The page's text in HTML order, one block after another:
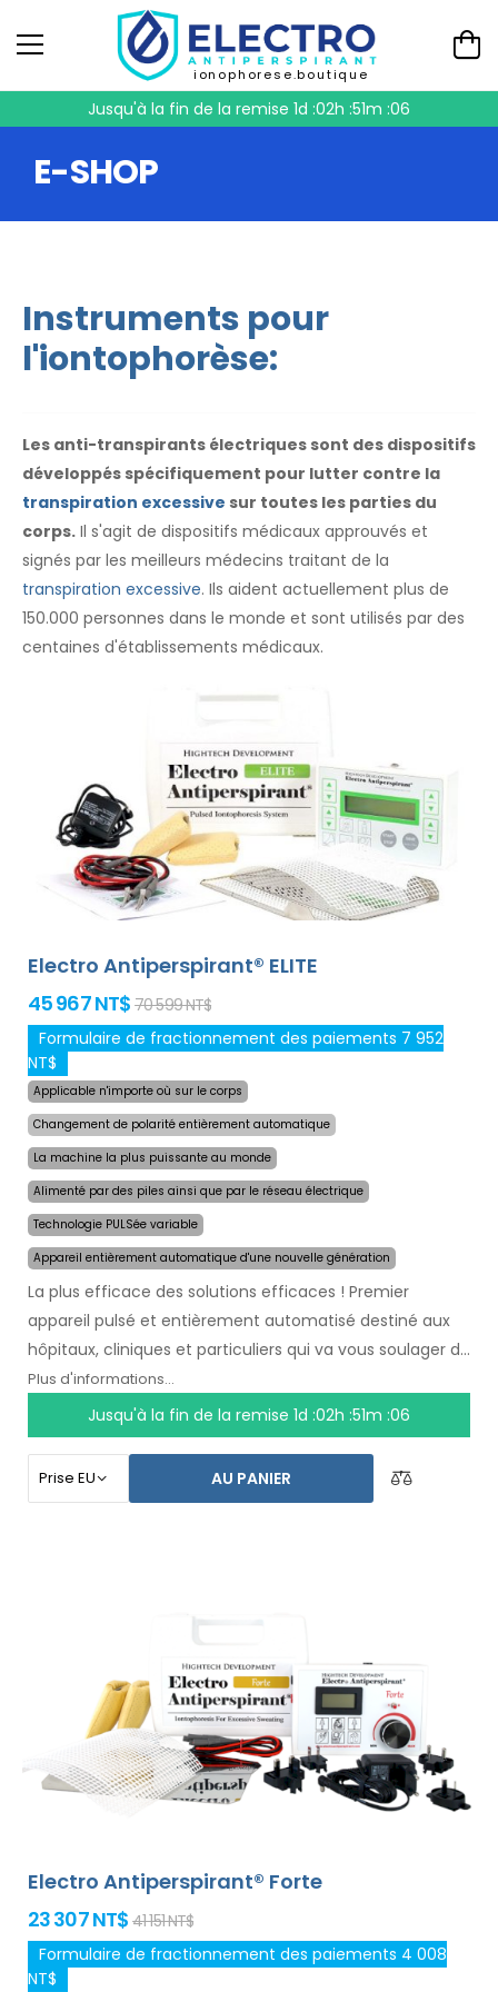
ionophorese.boutique
Jusqu'à la fin de la remise1d :02h :51m :05
E-SHOP
Instruments pour
l'iontophorèse:
Les anti-transpirants électriques sont des dispositifs
développés spécifiquement pour lutter contre la
transpiration excessive sur toutes les parties du
corps. Il s'agit de dispositifs médicaux approuvés et
signés par les meilleurs médecins traitant de la
transpiration excessive. Ils aident actuellement plus de
150.000 personnes dans le monde et sont utilisés par des
centaines d'établissements médicaux.
Electro Antiperspirant® ELITE
45 967 NT$ 70 599 NT$
Formulaire de fractionnement des paiements 7 952
NT$
Applicable n'importe où sur le corps
Changement de polarité entièrement automatique
La machine la plus puissante au monde
Alimenté par des piles ainsi que par le réseau électrique
Technologie PULSée variable
Appareil entièrement automatique d'une nouvelle génération
La plus efficace des solutions efficaces ! Premier
appareil pulsé et entièrement automatisé destiné aux
hôpitaux, cliniques et particuliers qui va vous soulager de
la transpirationpendant plusieurs mois après une
seule utilisation . Au début du traitement, vous
choisissez simplement la zone affectée par la
mains, des pieds et des aisselles (inclus dans le forfait
de base). Avec des adaptateurs supplémentaires, la
transpiration excessive de la tête, du front, de
l`abdomen, du dos, des fesses, de la poitrine et d`autres
parties du corps peut être traitée avec succès et
Garantie de remboursement en
gratuite !
Plus d'informations...
Jusqu'à la fin de la remise1d :02h :51m :05
AU PANIER
Electro Antiperspirant® Forte
23 307 NT$ 41 151 NT$
Formulaire de fractionnement des paiements 4 008
NT$